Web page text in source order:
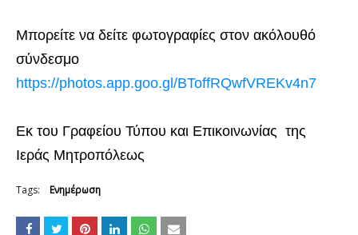
Μπορείτε να δείτε φωτογραφίες στον ακόλουθό
σύνδεσμο
https://photos.app.goo.gl/BToffRQwfVREKv4n7
Εκ του Γραφείου Τύπου και Επικοινωνίας της
Ιεράς Μητροπόλεως
Tags: Ενημέρωση